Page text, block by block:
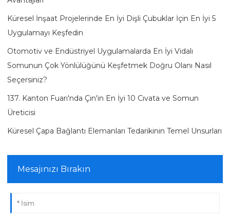
Küresel İnşaat Projelerinde En İyi Dişli Çubuklar İçin En İyi 5
Uygulamayı Keşfedin
Otomotiv ve Endüstriyel Uygulamalarda En İyi Vidalı
Somunun Çok Yönlülüğünü Keşfetmek Doğru Olanı Nasıl
Seçersiniz?
137. Kanton Fuarı'nda Çin'in En İyi 10 Cıvata ve Somun
Üreticisi
Küresel Çapa Bağlantı Elemanları Tedarikinin Temel Unsurları
Mesajınızı Bırakın